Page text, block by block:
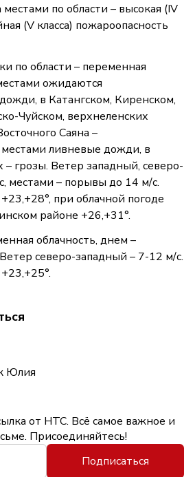
по области – высокая (IV
(V класса) пожароопасность
по области – переменная
ожидаются
в Катангском, Киренском,
Чуйском, верхнеленских
Саяна –
ливневые дожди, в
грозы. Ветер западный, северо-
местами – порывы до 14 м/с.
при облачной погоде
районе +26,+31°.
облачность, днем –
северо-западный – 7-12 м/с.
Юлия
от НТС. Всё самое важное и
Присоединяйтесь!
Подписаться